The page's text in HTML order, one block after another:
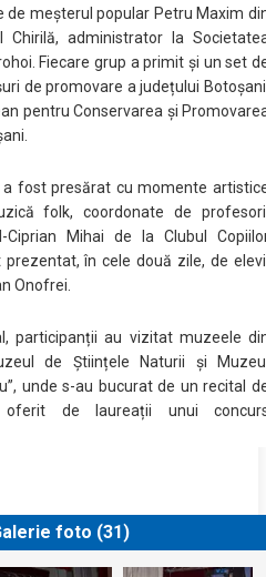
meșterul popular Petru Maxim
Chirilă, administrator la
Fiecare grup a primit și un set
de promovare a județului
pentru Conservarea și
a fost presărat cu momente
folk, coordonate de
Ciprian Mihai de la Clubul
prezentat, în cele două zile, de
Onofrei.
participanții au vizitat muzeele
de Științele Naturii și
unde s-au bucurat de un recital
oferit de laureații unui
foto (31)